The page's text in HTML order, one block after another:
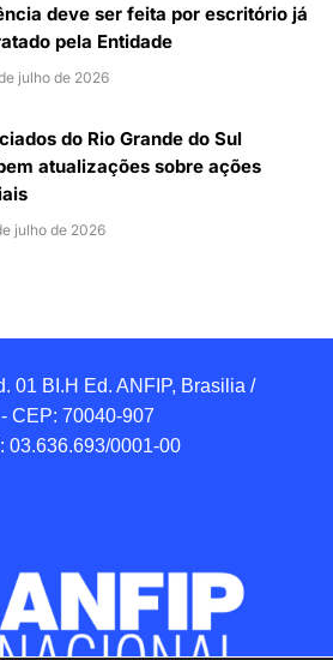
deve ser feita por escritório já
pela Entidade
julho de 2026
do Rio Grande do Sul
atualizações sobre ações
julho de 2026
01 BI.H Ed. ANFIP, Brasilia /
CEP: 70040-907
03.636.693/0001-00